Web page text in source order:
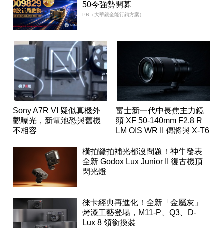
50今強勢開募
PR（大華銀全能行銷方案）
Sony A7R VI 疑似真機外
觀曝光，新電池恐與舊機
不相容
富士新一代中長焦主力鏡
頭 XF 50-140mm F2.8 R
LM OIS WR II 傳將與 X-T6
同步亮相
橫拍豎拍補光都沒問題！神牛發表
全新 Godox Lux Junior II 復古機頂
閃光燈
徠卡經典再進化！全新「金屬灰」
烤漆工藝登場，M11-P、Q3、D-
Lux 8 領銜換裝